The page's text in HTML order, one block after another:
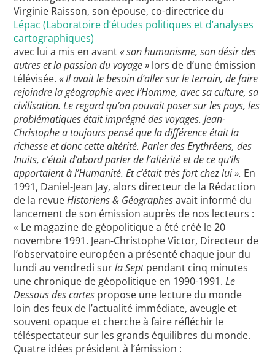
Virginie Raisson, son épouse, co-directrice du
Lépac (Laboratoire d’études politiques et d’analyses
cartographiques)
avec lui a mis en avant« son humanisme, son désir des
autres et la passion du voyage » lors de d’une émission
télévisée.« Il avait le besoin d’aller sur le terrain, de faire
rejoindre la géographie avec l’Homme, avec sa culture, sa
civilisation. Le regard qu’on pouvait poser sur les pays, les
problématiques était imprégné des voyages. Jean-
Christophe a toujours pensé que la différence était la
richesse et donc cette altérité. Parler des Erythréens, des
Inuits, c’était d’abord parler de l’altérité et de ce qu’ils
apportaient à l’Humanité. Et c’était très fort chez lui ». En
1991, Daniel-Jean Jay, alors directeur de la Rédaction
de la revueHistoriens & Géographesavait informé du
lancement de son émission auprès de nos lecteurs :
« Le magazine de géopolitique a été créé le 20
novembre 1991. Jean-Christophe Victor, Directeur de
l’observatoire européen a présenté chaque jour du
lundi au vendredi surla Septpendant cinq minutes
une chronique de géopolitique en 1990-1991.Le
Dessous des cartes propose une lecture du monde
loin des feux de l’actualité immédiate, aveugle et
souvent opaque et cherche à faire réfléchir le
téléspectateur sur les grands équilibres du monde.
Quatre idées président à l’émission :